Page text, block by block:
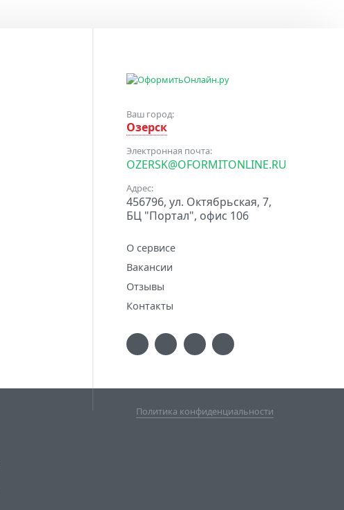
Ваш город:
Озерск
Электронная почта:
OZERSK@OFORMITONLINE.RU
Адрес:
456796, ул. Октябрьская, 7,
БЦ "Портал", офис 106
О сервисе
Вакансии
Отзывы
Контакты
Политика конфиденциальности